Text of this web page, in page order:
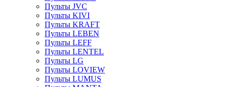
Пульты JVC
Пульты KIVI
Пульты KRAFT
Пульты LEBEN
Пульты LEFF
Пульты LENTEL
Пульты LG
Пульты LOVIEW
Пульты LUMUS